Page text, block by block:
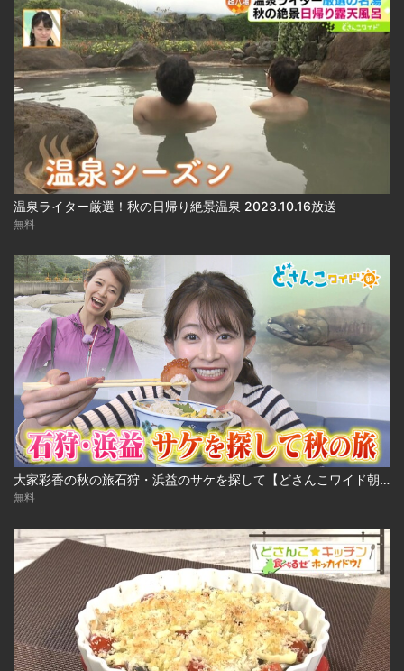
温泉ライター厳選！秋の日帰り絶景温泉 2023.10.16放送
無料
大家彩香の秋の旅石狩・浜益のサケを探して【どさんこワイド朝】 ※2023年10月3日 放送
無料